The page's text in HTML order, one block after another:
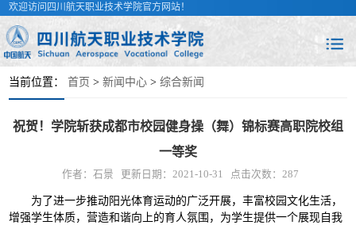
欢迎访问四川航天职业技术学院官方网站！
当前位置： 首页 >新闻中心 >综合新闻
祝贺！学院斩获成都市校园健身操（舞）锦标赛高职院校组
一等奖
作者：石景 更新日期：2021-10-31 点击次数： 287
为了进一步推动阳光体育运动的广泛开展，丰富校园文化生活，
增强学生体质，营造和谐向上的育人氛围，为学生提供一个展现自我